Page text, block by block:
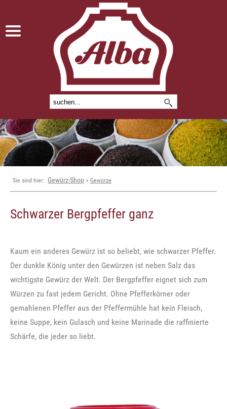
Sie sind hier: Gewürz-Shop > Gewürze
Schwarzer Bergpfeffer ganz
Kaum ein anderes Gewürz ist so beliebt, wie schwarzer Pfeffer.
Der dunkle König unter den Gewürzen ist neben Salz das
wichtigste Gewürz der Welt. Der Bergpfeffer eignet sich zum
Würzen zu fast jedem Gericht. Ohne Pfefferkörner oder
gemahlenen Pfeffer aus der Pfeffermühle hat kein Fleisch,
keine Suppe, kein Gulasch und keine Marinade die raffinierte
Schärfe, die jeder so liebt.